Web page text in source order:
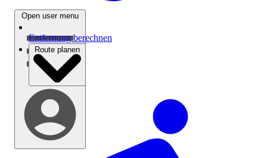
Open user menu
Entfernung berechnen
Route planen